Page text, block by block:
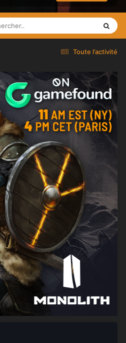
Toute l’activité